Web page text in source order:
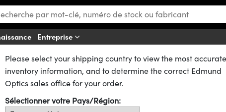
Entreprise
pour la Vision Industrielle
Anneaux Lumineux
OD de 150 mm,
#90-904 NOUVEAU 1 In Stock
Please select your shipping country to view the most accurate
inventory information, and to determine the correct Edmund
Optics sales office for your order.
Sélectionner votre Pays/Région: